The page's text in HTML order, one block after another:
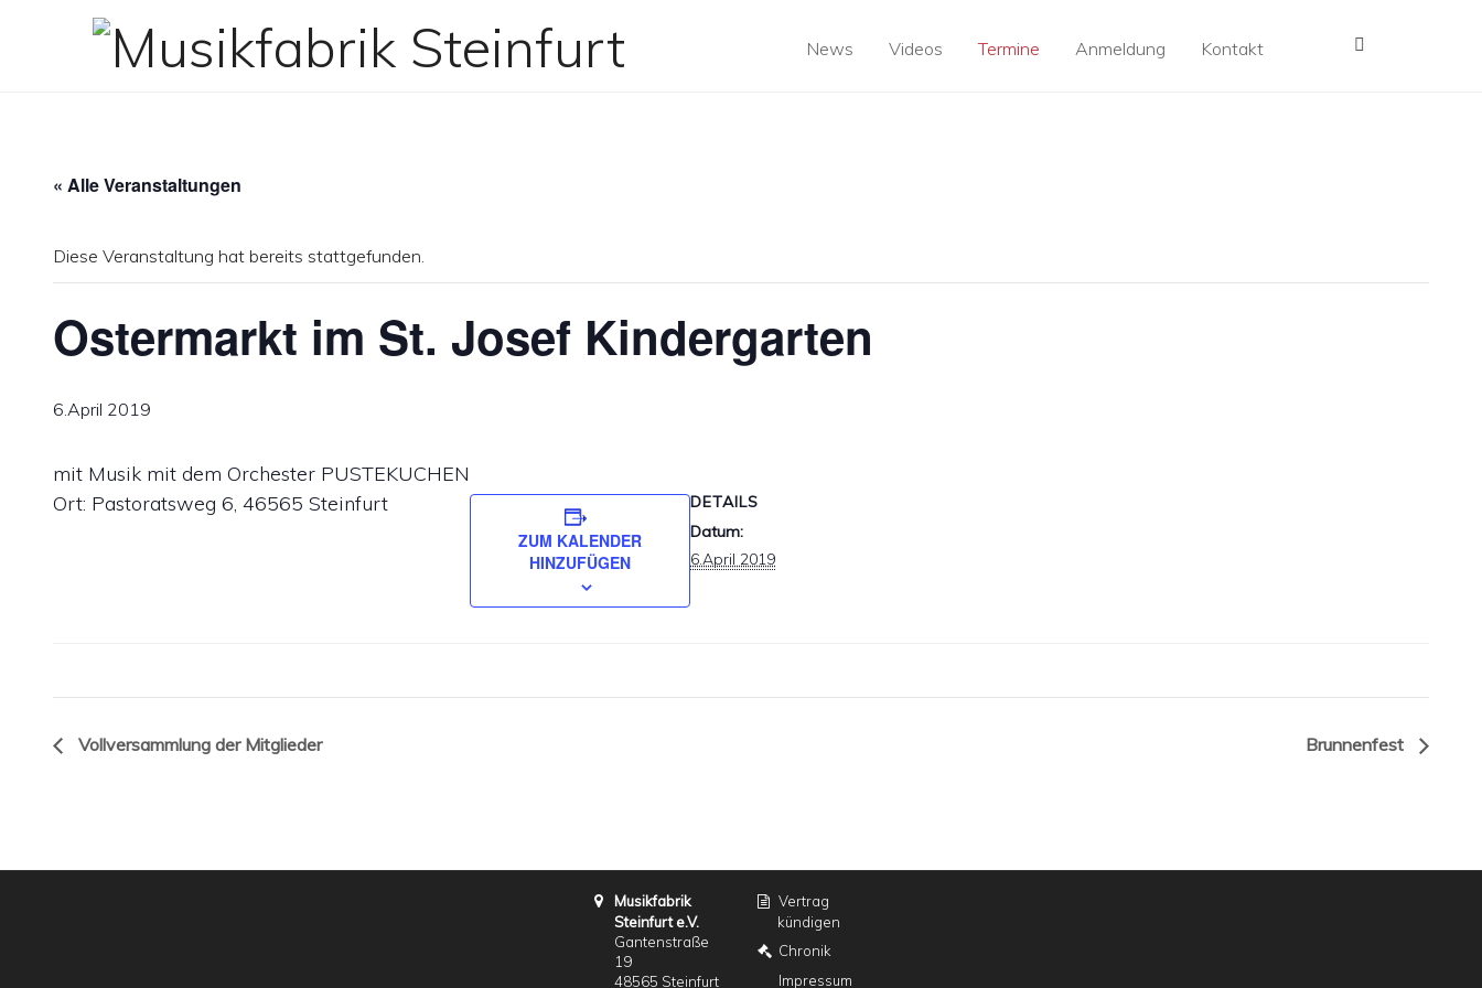
News Videos Termine Anmeldung Kontakt
« Alle Veranstaltungen
Diese Veranstaltung hat bereits stattgefunden.
Ostermarkt im St. Josef Kindergarten
6.April 2019
mit Musik mit dem Orchester PUSTEKUCHEN
Ort: Pastoratsweg 6, 46565 Steinfurt
ZUM KALENDER
HINZUFÜGEN
DETAILS
Datum:
6.April 2019
Vollversammlung der Mitglieder Brunnenfest
Musikfabrik
Steinfurt e.V.
Gantenstraße
19
48565 Steinfurt
Vertrag
kündigen
Chronik
Impressum